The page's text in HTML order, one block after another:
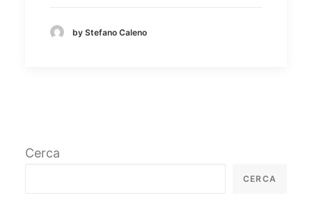
by Stefano Caleno
Cerca
CERCA